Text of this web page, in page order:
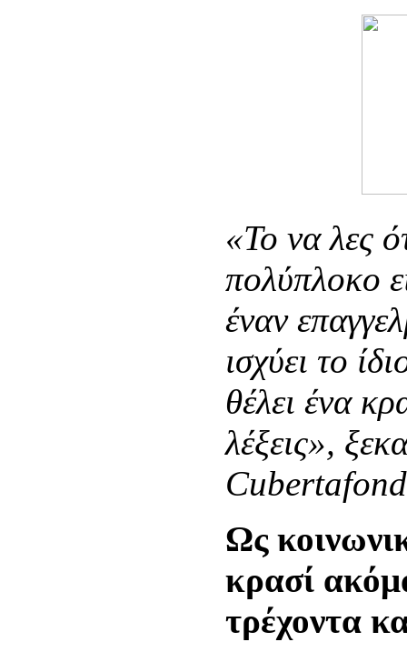
«Το να λες
πολύπλοκο
έναν
ισχύει το
θέλει ένα
λέξεις»,
Ως
κρασί
τρέχοντα